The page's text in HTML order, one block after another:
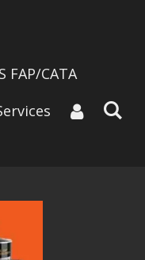
FAP/CATA